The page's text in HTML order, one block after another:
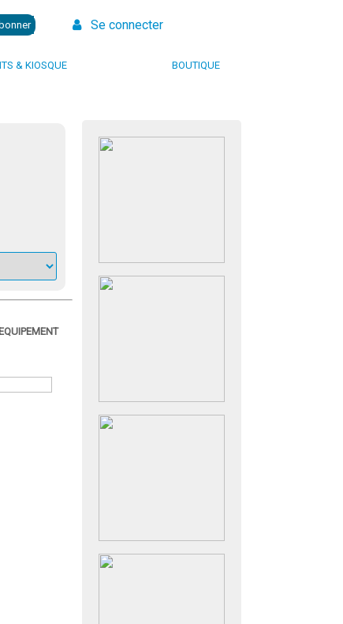
Se connecter
& KIOSQUE BOUTIQUE
EQUIPEMENT